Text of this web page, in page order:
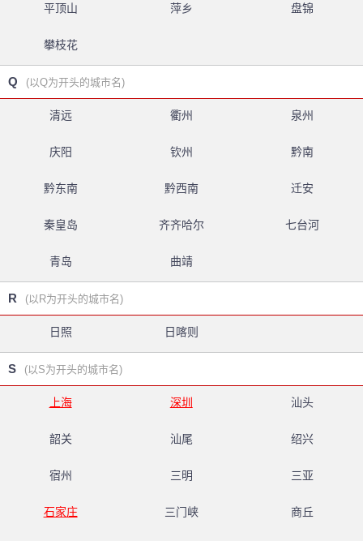
平顶山 萍乡 盘锦
攀枝花
Q (以Q为开头的城市名)
清远 衢州 泉州
庆阳 钦州 黔南
黔东南 黔西南 迁安
秦皇岛 齐齐哈尔 七台河
青岛 曲靖
R (以R为开头的城市名)
日照 日喀则
S (以S为开头的城市名)
上海 深圳 汕头
韶关 汕尾 绍兴
宿州 三明 三亚
石家庄 三门峡 商丘